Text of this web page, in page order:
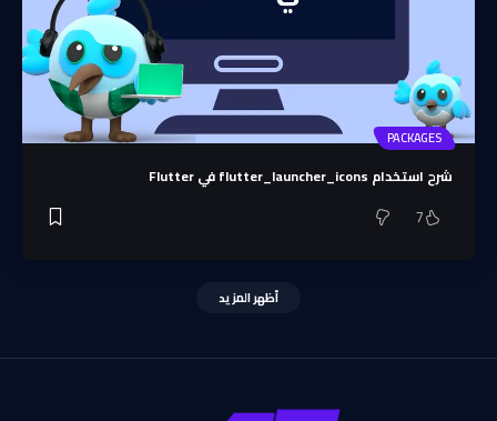
PACKAGES
شرح استخدام flutter_launcher_icons في Flutter
7
أظهر المزيد